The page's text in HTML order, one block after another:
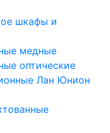
шкафы и
медные
оптические
Лан Юнион